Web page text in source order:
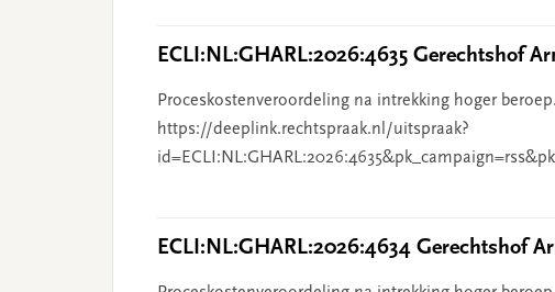
ECLI:NL:GHARL:2026:4635 Gerechtshof
Proceskostenveroordeling na intrekking hoger
https://deeplink.rechtspraak.nl/uitspraak?
ECLI:NL:GHARL:2026:4634 Gerechtshof